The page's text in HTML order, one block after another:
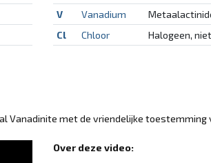
V
Vanadium
Cl
Chloor Halogeen,
Vanadinite met de vriendelijke toestemming
Over deze video: